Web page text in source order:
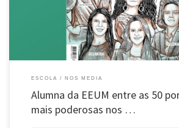
ESCOLA NOS MEDIA
Alumna da EEUM entre as 50
mais poderosas nos …